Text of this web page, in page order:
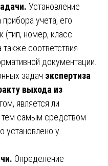
Установление
учета, его
(тип, номер, класс
также соответствия
документации.
задач экспертиза
выхода из
является ли
тем самым средством
установлено у
Определение